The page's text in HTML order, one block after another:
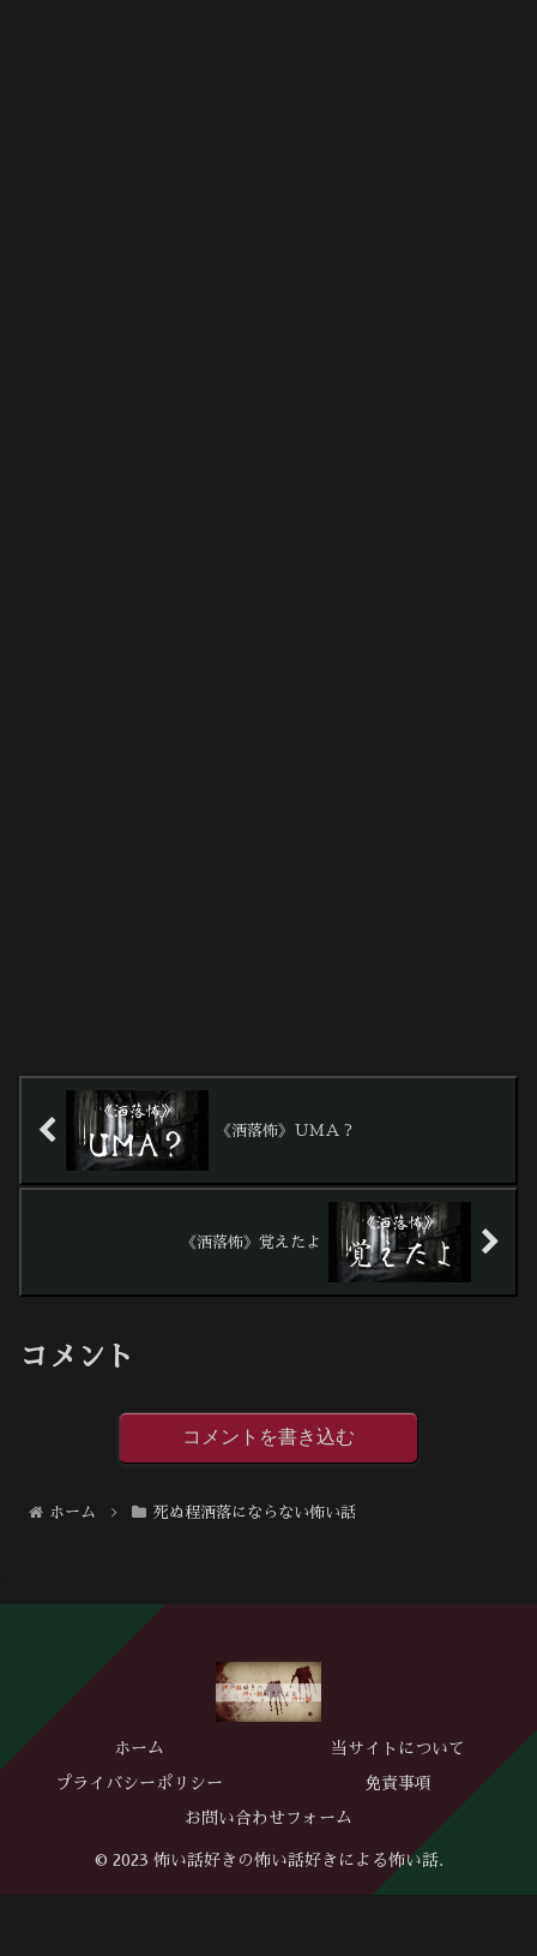
《洒落怖》ＵＭＡ？
《洒落怖》覚えたよ
コメント
コメントを書き込む
ホーム 死ぬ程洒落にならない怖い話
ホーム 当サイトについて
プライバシーポリシー 免責事項
お問い合わせフォーム
© 2023 怖い話好きの怖い話好きによる怖い話.